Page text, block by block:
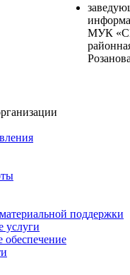
МУК
поддержки
услуги
обеспечение